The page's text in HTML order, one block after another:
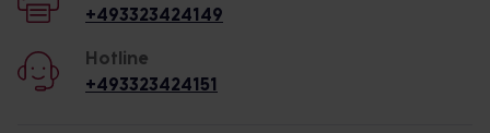
+493323424149
Hotline
+493323424151